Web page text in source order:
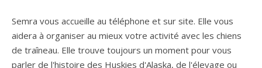
Semra vous accueille au téléphone et sur site. Elle vous
aidera à organiser au mieux votre activité avec les chiens
de traîneau. Elle trouve toujours un moment pour vous
parler de l'histoire des Huskies d'Alaska, de l'élevage ou